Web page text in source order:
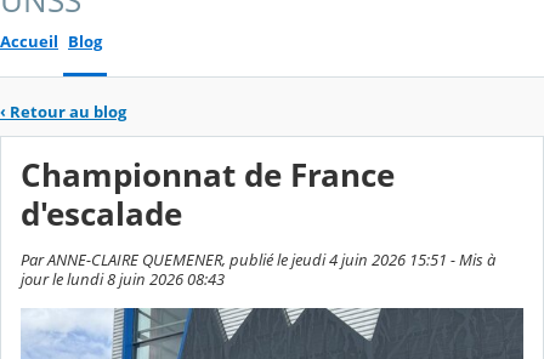
Accueil Blog
‹ Retour au blog
Championnat de France
d'escalade
Par ANNE-CLAIRE QUEMENER, publié le jeudi 4 juin 2026 15:51 - Mis à
jour le lundi 8 juin 2026 08:43